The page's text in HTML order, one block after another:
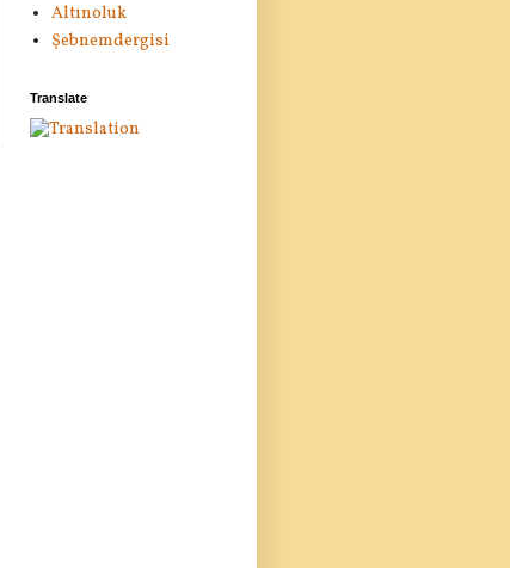
Altınoluk
Şebnemdergisi
Translate